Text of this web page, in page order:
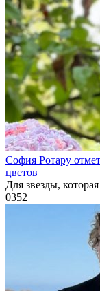
София Ротару
цветов
Для звезды,
0352